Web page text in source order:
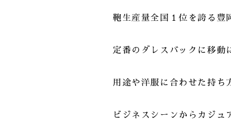
鞄生産量全国１位を誇る豊
定番のダレスバックに移
用途や洋服に合わせた持ち
ビジネスシーンからカジュ